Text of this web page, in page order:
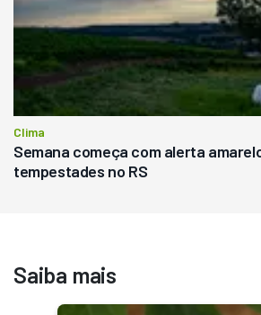
Clima
Semana começa com alerta
tempestades no RS
Saiba mais